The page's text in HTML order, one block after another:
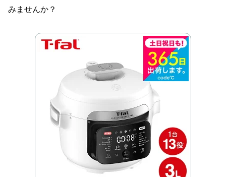
みませんか？